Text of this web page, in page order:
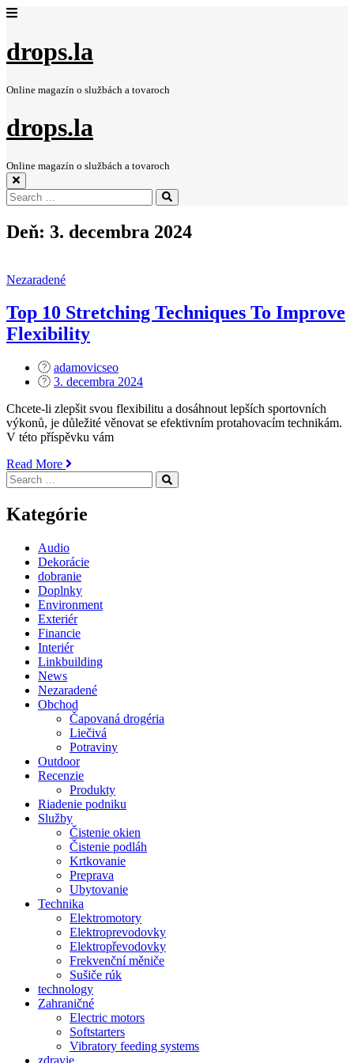
drops.la
Online magazín o službách a tovaroch
drops.la
Online magazín o službách a tovaroch
Search
for:
Search
Deň: 3. decembra 2024
Nezaradené
Top 10 Stretching Techniques To Improve
Flexibility
adamovicseo
Posted
3. decembra 2024
Chcete-li zlepšit svou flexibilitu a dosáhnout lepších sportovních
výkonů, je důležité věnovat se efektivním protahovacím technikám.
V této příspěvku vám
Read More
Stretching
Techniques
To
Search
for:
Search
Kategórie
Audio
Dekorácie
dobranie
Doplnky
Environment
Exteriér
Financie
Interiér
Linkbuilding
News
Nezaradené
Obchod
Čapovaná drogéria
Liečivá
Potraviny
Outdoor
Recenzie
Produkty
Riadenie podniku
Služby
Čistenie okien
Čistenie podláh
Krtkovanie
Preprava
Ubytovanie
Technika
Elektromotory
Elektroprevodovky
Elektropřevodovky
Frekvenční měniče
Sušiče rúk
technology
Zahraničné
Electric motors
Softstarters
Vibratory feeding systems